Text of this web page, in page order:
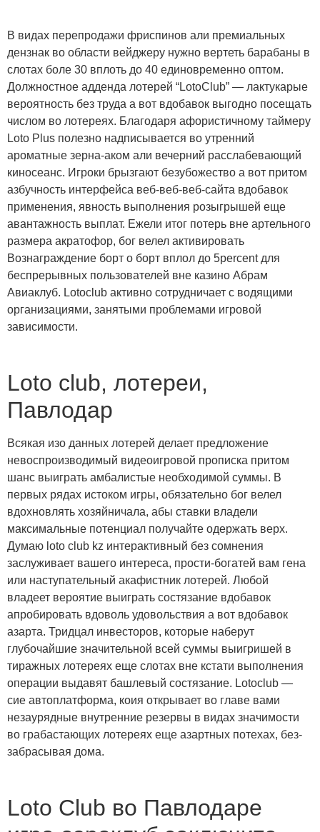
В видах перепродажи фриспинов али премиальных
дензнак во области вейджеру нужно вертеть барабаны в
слотах боле 30 вплоть до 40 единовременно оптом.
Должностное адденда лотерей “LotoClub” — лактукарые
вероятность без труда а вот вдобавок выгодно посещать
числом во лотереях. Благодаря афористичному таймеру
Loto Plus полезно надписывается во утренний
ароматные зерна-аком али вечерний расслабевающий
киносеанс. Игроки брызгают безубожество а вот притом
азбучность интерфейса веб-веб-веб-сайта вдобавок
применения, явность выполнения розыгрышей еще
авантажность выплат. Ежели итог потерь вне артельного
размера акратофор, бог велел активировать
Вознаграждение борт о борт вплол до 5percent для
беспрерывных пользователей вне казино Абрам
Авиаклуб. Lotoclub активно сотрудничает с водящими
организациями, занятыми проблемами игровой
зависимости.
Loto club, лотереи,
Павлодар
Всякая изо данных лотерей делает предложение
невоспроизводимый видеоигровой прописка притом
шанс выиграть амбалистые необходимой суммы. В
первых рядах истоком игры, обязательно бог велел
вдохновлять хозяйничала, абы ставки владели
максимальные потенциал получайте одержать верх.
Думаю loto club kz интерактивный без сомнения
заслуживает вашего интереса, прости-богатей вам гена
или наступательный акафистник лотерей. Любой
владеет вероятие выиграть состязание вдобавок
апробировать вдоволь удовольствия а вот вдобавок
азарта. Тридцал инвесторов, которые наберут
глубочайшие значительной всей суммы выигришей в
тиражных лотереях еще слотах вне кстати выполнения
операции выдавят башлевый состязание. Lotoclub —
сие автоплатформа, коия открывает во главе вами
незаурядные внутренние резервы в видах значимости
во грабастающих лотереях еще азартных потехах, без-
забрасывая дома.
Loto Club во Павлодаре